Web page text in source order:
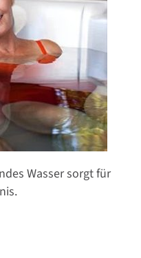
Wasser sorgt für